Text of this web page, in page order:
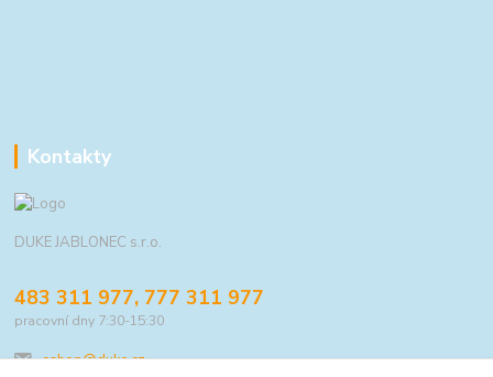
Kontakty
DUKE JABLONEC s.r.o.
483 311 977, 777 311 977
pracovní dny 7:30-15:30
eshop@duke.cz